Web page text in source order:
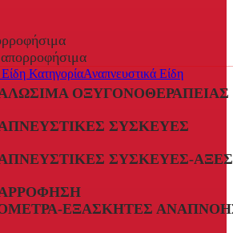
Αναπνευστικά Είδη
ΟΞΥΓΟΝΟΘΕΡΑΠΕΊΑΣ
ΣΥΣΚΕΥΈΣ
ΣΥΣΚΕΥΈΣ-
ΕΞΑΣΚΗΤΈΣ